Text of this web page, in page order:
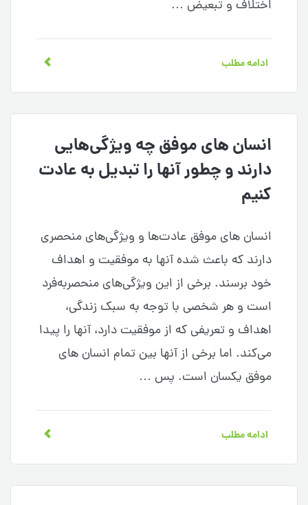
اختلاف و تبعیض …
ادامه مطلب
انسان های موفق چه ویژگی‌هایی
دارند و چطور آنها را تبدیل به عادت
کنیم
انسان های موفق عادت‌ها و ویژگی‌های منحصری
دارند که باعث شده آنها به موفقیت و اهداف
خود برسند. برخی از این ویژگی‌های منحصربه‌فرد
است و هر شخصی با توجه به سبک زندگی،
اهداف و تعریفی که از موفقیت دارد،‌ آنها را پیدا
می‌کند. اما برخی از آنها بین تمام انسان های
موفق یکسان است. پس …
ادامه مطلب